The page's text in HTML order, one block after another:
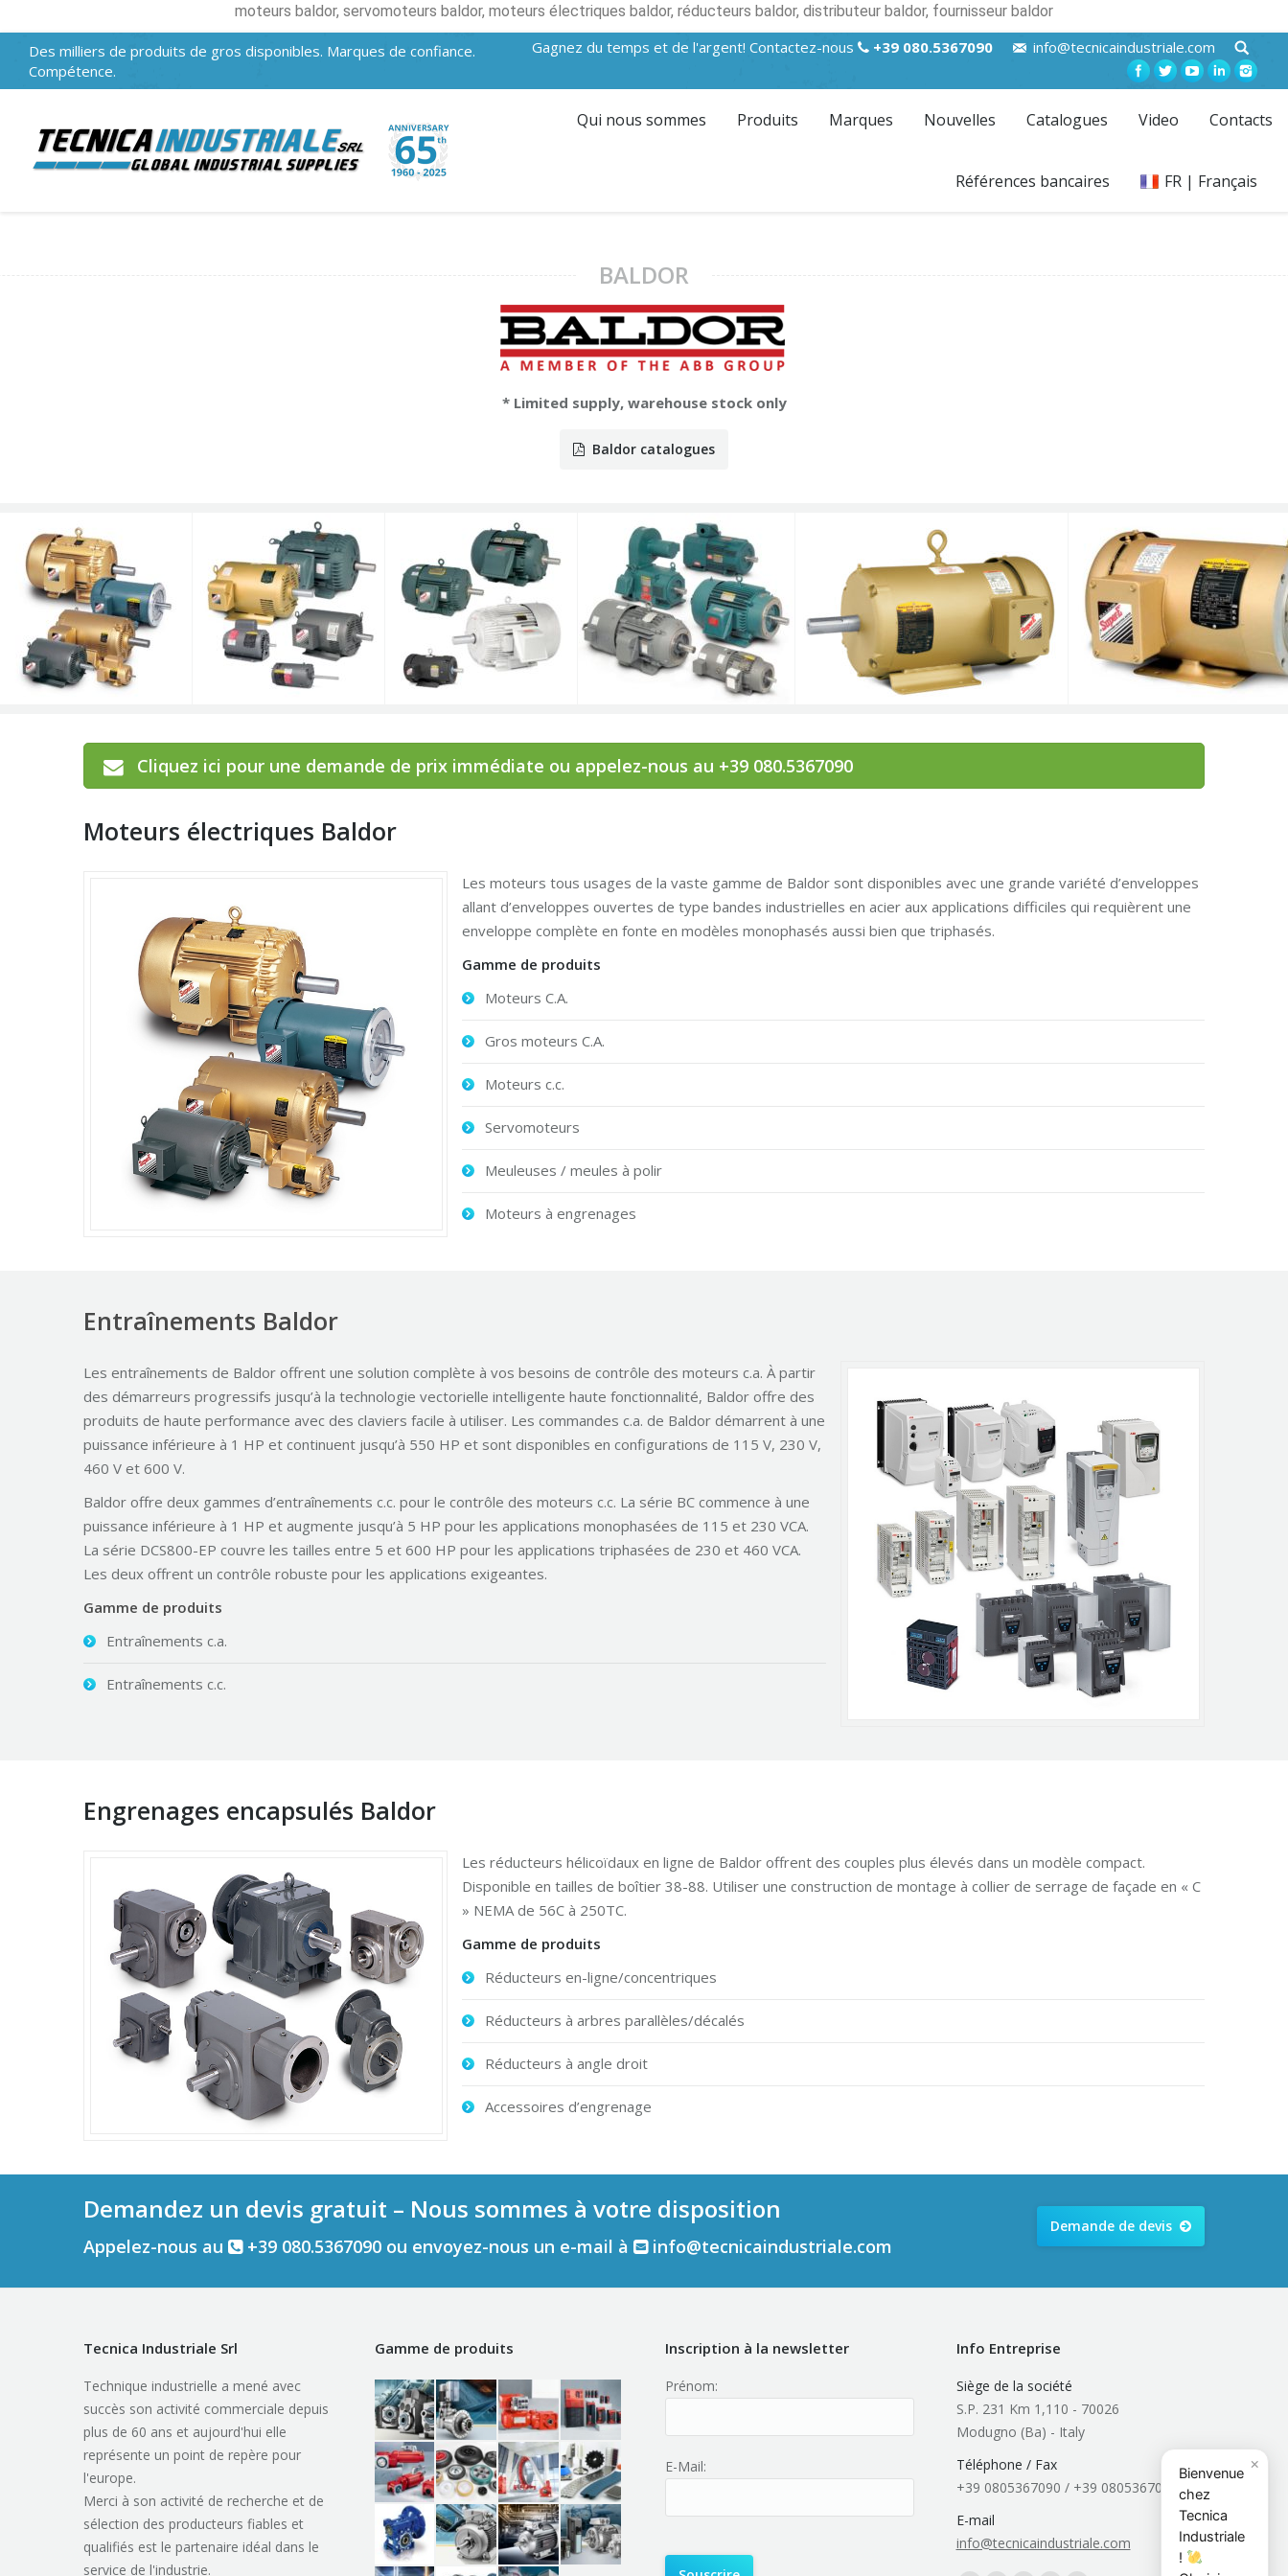
moteurs baldor, servomoteurs baldor, moteurs électriques baldor, réducteurs baldor, distributeur baldor, fournisseur baldor
Des milliers de produits de gros disponibles. Marques de confiance.
Compétence.
Gagnez du temps et de l'argent! Contactez-nous +39 080.5367090 info@tecnicaindustriale.com
Qui nous sommes Produits Marques Nouvelles Catalogues Video Contacts
Références bancaires FR | Français
BALDOR
* Limited supply, warehouse stock only
Baldor catalogues
Cliquez ici pour une demande de prix immédiate ou appelez-nous au +39 080.5367090
Moteurs électriques Baldor
Les moteurs tous usages de la vaste gamme de Baldor sont disponibles avec une grande variété d’enveloppes
allant d’enveloppes ouvertes de type bandes industrielles en acier aux applications difficiles qui requièrent une
enveloppe complète en fonte en modèles monophasés aussi bien que triphasés.
Gamme de produits
Moteurs C.A.
Gros moteurs C.A.
Moteurs c.c.
Servomoteurs
Meuleuses / meules à polir
Moteurs à engrenages
Entraînements Baldor
Les entraînements de Baldor offrent une solution complète à vos besoins de contrôle des moteurs c.a. À partir
des démarreurs progressifs jusqu’à la technologie vectorielle intelligente haute fonctionnalité, Baldor offre des
produits de haute performance avec des claviers facile à utiliser. Les commandes c.a. de Baldor démarrent à une
puissance inférieure à 1 HP et continuent jusqu’à 550 HP et sont disponibles en configurations de 115 V, 230 V,
460 V et 600 V.
Baldor offre deux gammes d’entraînements c.c. pour le contrôle des moteurs c.c. La série BC commence à une
puissance inférieure à 1 HP et augmente jusqu’à 5 HP pour les applications monophasées de 115 et 230 VCA.
La série DCS800-EP couvre les tailles entre 5 et 600 HP pour les applications triphasées de 230 et 460 VCA.
Les deux offrent un contrôle robuste pour les applications exigeantes.
Gamme de produits
Entraînements c.a.
Entraînements c.c.
Engrenages encapsulés Baldor
Les réducteurs hélicoïdaux en ligne de Baldor offrent des couples plus élevés dans un modèle compact.
Disponible en tailles de boîtier 38-88. Utiliser une construction de montage à collier de serrage de façade en « C
» NEMA de 56C à 250TC.
Gamme de produits
Réducteurs en-ligne/concentriques
Réducteurs à arbres parallèles/décalés
Réducteurs à angle droit
Accessoires d’engrenage
Demandez un devis gratuit – Nous sommes à votre disposition
Appelez-nous au +39 080.5367090 ou envoyez-nous un e-mail à info@tecnicaindustriale.com
Demande de devis
Tecnica Industriale Srl
Technique industrielle a mené avec
succès son activité commerciale depuis
plus de 60 ans et aujourd'hui elle
représente un point de repère pour
l'europe.
Merci à son activité de recherche et de
sélection des producteurs fiables et
qualifiés est le partenaire idéal dans le
service de l'industrie.
Gamme de produits Inscription à la newsletter
Prénom:
E-Mail:
Info Entreprise
Siège de la société
S.P. 231 Km 1,110 - 70026
Modugno (Ba) - Italy
Téléphone / Fax
+39 0805367090 / +39 0805367091
E-mail
info@tecnicaindustriale.com
×
Bienvenue
chez
Tecnica
Industriale
!